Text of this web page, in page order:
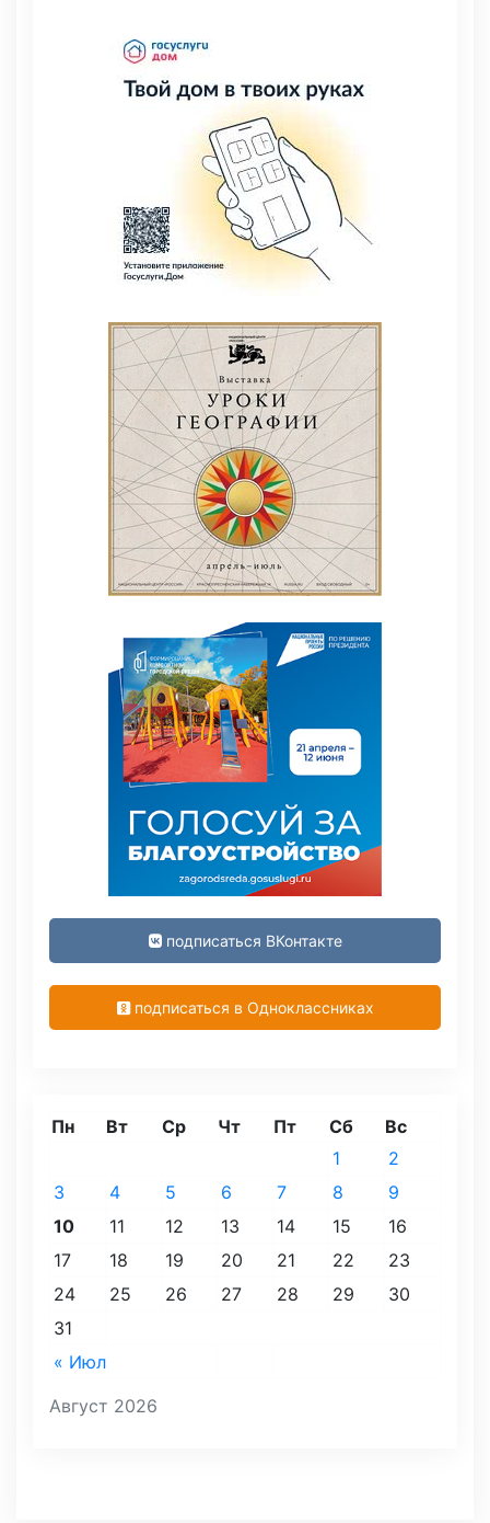
подписаться ВКонтакте
подписаться в Одноклассниках
Август 2026
Пн Вт Ср Чт Пт Сб Вс
« Июл
1
2
3
4 5 6 7 8
9
10
11 12 13 14 15
16
17
18 19 20 21 22
23
24
25 26 27 28 29
30
31